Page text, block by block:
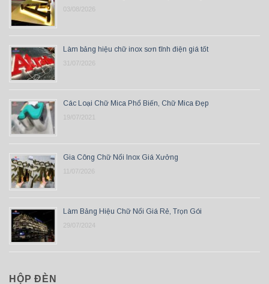
03/08/2026
Làm bảng hiệu chữ inox sơn tĩnh điện giá tốt
31/07/2026
Các Loại Chữ Mica Phổ Biến, Chữ Mica Đẹp
19/07/2021
Gia Công Chữ Nổi Inox Giá Xưởng
11/07/2026
Làm Bảng Hiệu Chữ Nổi Giá Rẻ, Trọn Gói
29/07/2024
HỘP ĐÈN